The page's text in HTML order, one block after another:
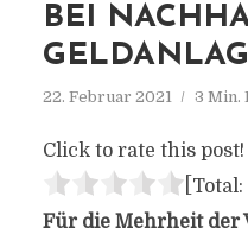
BEI
22. Februar 2021 3 Min.
Click to rate this post!
[Total:
Für die Mehrheit der